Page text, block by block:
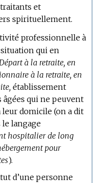
et
spirituellement.
professionnelle à
qui en
Départ à la retraite, en
à la retraite, en
établissement
qui ne peuvent
domicile (on a dit
le langage
hospitalier de long
pour
).
d’une personne